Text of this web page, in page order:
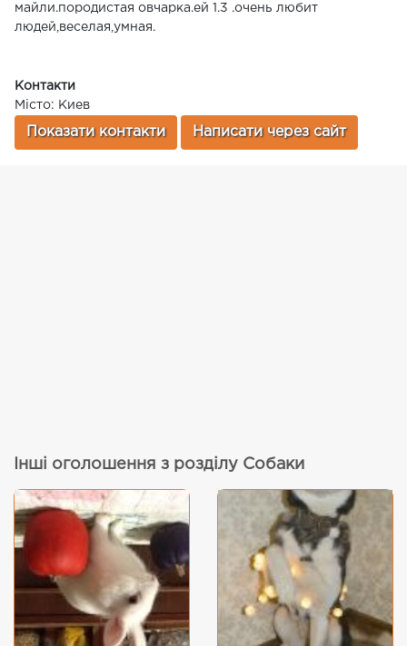
майли.породистая овчарка.ей 1.3 .очень любит
людей,веселая,умная.
Контакти
Місто: Киев
Показати контакти Написати через сайт
Інші оголошення з розділу Собаки